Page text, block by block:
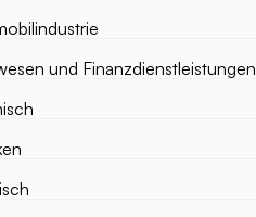
und Finanzdienstleistungen